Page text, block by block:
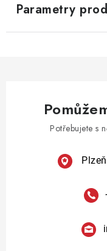
Parametry
Potřebujete s